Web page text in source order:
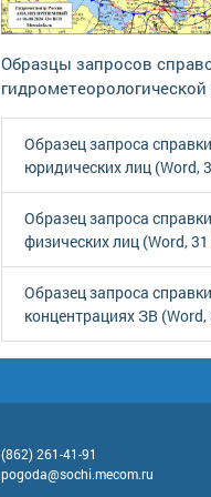
Образцы запросов
Образец запроса
юридических лиц (Word,
Образец запроса
физических лиц (Word,
Образец запроса
концентрациях ЗВ
(862) 261-41-91
pogoda@sochi.mecom.ru